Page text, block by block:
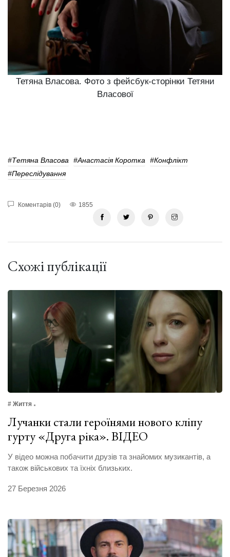
Тетяна Власова. Фото з фейсбук-сторінки Тетяни
Власової
#Тетяна Власова #Анастасія Коротка
#конфлікт
#Переслідування
Коментарів (0) 1855
Схожі публікації
# Життя
Лучанки стали героїнями нового кліпу
гурту «Друга ріка». ВІДЕО
У відео можна побачити друзів та знайомих музикантів, а
також військових та їхніх близьких.
27 Березня 2026